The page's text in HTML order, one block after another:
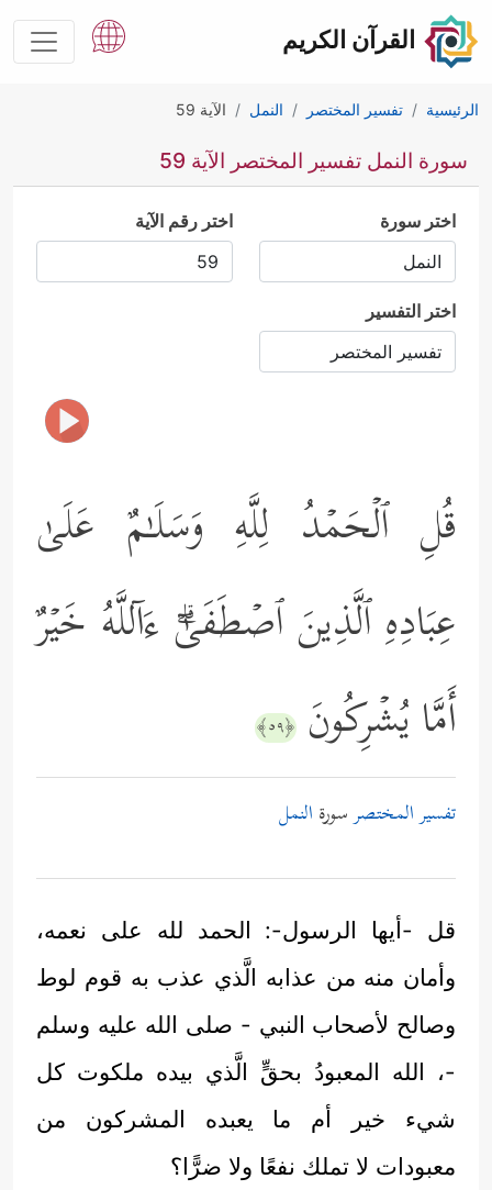
القرآن الكريم
الرئيسية تفسير المختصر النمل الآية 59
سورة النمل تفسير المختصر الآية 59
اختر سورة اختر رقم الآية
اختر التفسير
قُلِ ٱلۡحَمۡدُ لِلَّهِ وَسَلَـٰمٌ عَلَىٰ
عِبَادِهِ ٱلَّذِینَ ٱصۡطَفَىٰۤۗ ءَاۤللَّهُ خَیۡرٌ
أَمَّا یُشۡرِكُونَ ﴿٥٩﴾
تفسير المختصرسورة النمل
قل -أيها الرسول-: الحمد لله على نعمه،
وأمان منه من عذابه الَّذي عذب به قوم لوط
وصالح لأصحاب النبي - صلى الله عليه وسلم
-، الله المعبودُ بحقٍّ الَّذي بيده ملكوت كل
شيء خير أم ما يعبده المشركون من
معبودات لا تملك نفعًا ولا ضرًّا؟